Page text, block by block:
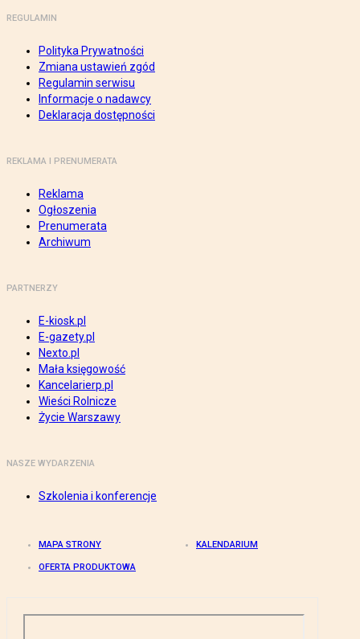
REGULAMIN
Polityka Prywatności
Zmiana ustawień zgód
Regulamin serwisu
Informacje o nadawcy
Deklaracja dostępności
REKLAMA I PRENUMERATA
Reklama
Ogłoszenia
Prenumerata
Archiwum
PARTNERZY
E-kiosk.pl
E-gazety.pl
Nexto.pl
Mała księgowość
Kancelarierp.pl
Wieści Rolnicze
Życie Warszawy
NASZE WYDARZENIA
Szkolenia i konferencje
MAPA STRONY KALENDARIUM
OFERTA PRODUKTOWA